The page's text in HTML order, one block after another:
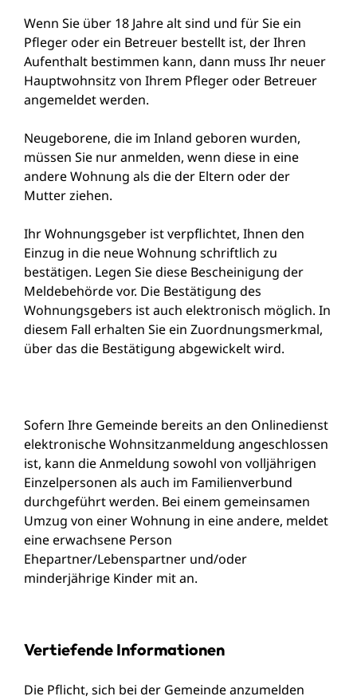
Wenn Sie über 18 Jahre alt sind und für Sie ein
Pfleger oder ein Betreuer bestellt ist, der Ihren
Aufenthalt bestimmen kann, dann muss Ihr neuer
Hauptwohnsitz von Ihrem Pfleger oder Betreuer
angemeldet werden.
Neugeborene, die im Inland geboren wurden,
müssen Sie nur anmelden, wenn diese in eine
andere Wohnung als die der Eltern oder der
Mutter ziehen.
Ihr Wohnungsgeber ist verpflichtet, Ihnen den
Einzug in die neue Wohnung schriftlich zu
bestätigen. Legen Sie diese Bescheinigung der
Meldebehörde vor. Die Bestätigung des
Wohnungsgebers ist auch elektronisch möglich. In
diesem Fall erhalten Sie ein Zuordnungsmerkmal,
über das die Bestätigung abgewickelt wird.
Sofern Ihre Gemeinde bereits an den Onlinedienst
elektronische Wohnsitzanmeldung angeschlossen
ist, kann die Anmeldung sowohl von volljährigen
Einzelpersonen als auch im Familienverbund
durchgeführt werden. Bei einem gemeinsamen
Umzug von einer Wohnung in eine andere, meldet
eine erwachsene Person
Ehepartner/Lebenspartner und/oder
minderjährige Kinder mit an.
Vertiefende Informationen
Die Pflicht, sich bei der Gemeinde anzumelden